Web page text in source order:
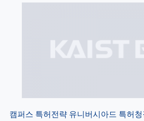
캠퍼스 특허전략 유니버시아드 특허